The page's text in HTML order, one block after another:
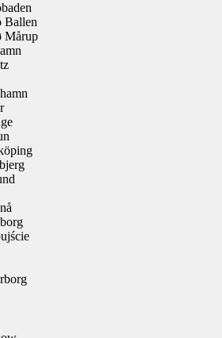
Ballen
Mårup